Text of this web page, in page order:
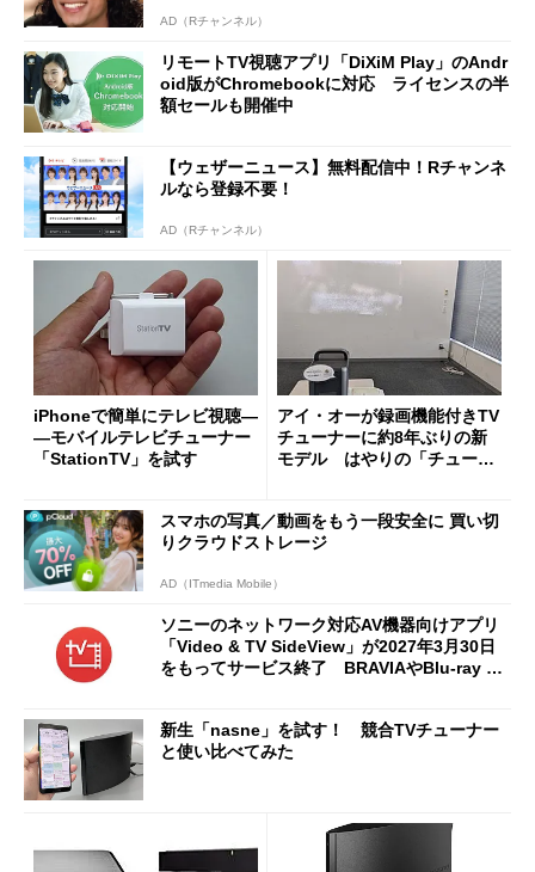
AD（Rチャンネル）
リモートTV視聴アプリ「DiXiM Play」のAndr
oid版がChromebookに対応 ライセンスの半
額セールも開催中
【ウェザーニュース】無料配信中！Rチャンネ
ルなら登録不要！
AD（Rチャンネル）
iPhoneで簡単にテレビ視聴―
―モバイルテレビチューナー
「StationTV」を試す
アイ・オーが録画機能付きTV
チューナーに約8年ぶりの新
モデル はやりの「チューナ
スマホの写真／動画をもう一段安全に 買い切
りクラウドストレージ
AD（ITmedia Mobile）
ソニーのネットワーク対応AV機器向けアプリ
「Video & TV SideView」が2027年3月30日
をもってサービス終了 BRAVIAやBlu-ray Di
新生「nasne」を試す！ 競合TVチューナー
と使い比べてみた